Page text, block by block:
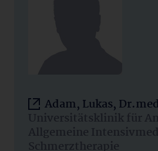
Adam, Lukas,
Universitätsklinik für
Allgemeine
Schmerztherapie